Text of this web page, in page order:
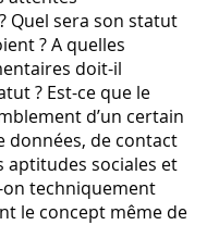
Quel sera son statut
? A quelles
doit-il
? Est-ce que le
d’un certain
données, de contact
aptitudes sociales et
techniquement
le concept même de